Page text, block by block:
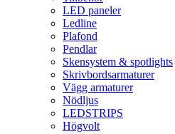
LED paneler
Ledline
Plafond
Pendlar
Skensystem & spotlights
Skrivbordsarmaturer
Vägg armaturer
Nödljus
LEDSTRIPS
Högvolt